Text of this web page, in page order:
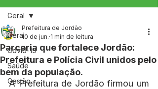
Geral
Covid-19
Saúde
Gestão
Geral
Parceria que fortalece Jordão:
Prefeitura e Polícia Civil unidos pelo
bem da população.
Prefeitura de Jordão
10 de jun. 1 min de leitura
A Prefeitura de Jordão firmou um